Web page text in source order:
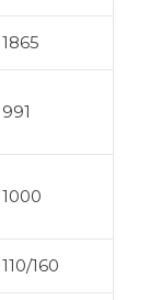
1865
991
1000
110/160